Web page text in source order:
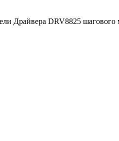
Драйвера DRV8825 шагового